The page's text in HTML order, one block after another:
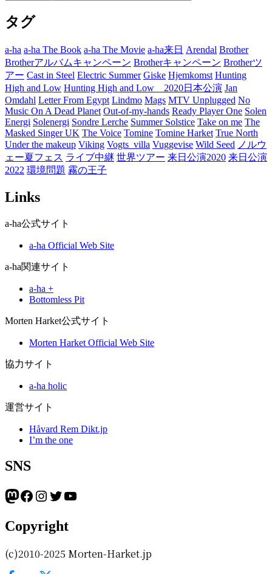
ゴ
リ
ー
タグ
a-ha a-ha The Book a-ha The Movie a-ha来日 Arendal Brother
Brotherアルバムキャンペーン Brotherキャンペーン Brotherツ
アー Cast in Steel Electric Summer Giske Hjemkomst Hunting
High and Low Hunting High and Low 2020日本公演 Jan
Omdahl Letter From Egypt Lindmo Mags MTV Unplugged No
Music On A Dead Planet Out-of-my-hands Ready Player One Solen
Energi Solenergi Sondre Lerche Summer Solstice Take on me The
Masked Singer UK The Voice Tomine Tomine Harket True North
Under the makeup Viking Vogts_villa Vuggevise Wild Seed ノルウ
ェー夏フェス ライブ中継 世界ツアー 来日公演2020 来日公演
2022 環境問題 霧の王子
Links
a-ha公式サイト
a-ha Official Web Site
a-ha関連サイト
a-ha +
Bottomless Pit
Morten Harket公式サイト
Morten Harket Official Web Site
協力サイト
a-ha holic
運営サイト
Håvard Rem Dikt.jp
I’m the one
SNS
Mastodon
Facebook
Instagram
Twitter
YouTube
Copyright
(c)2010-2025 Morten-Harket.jp